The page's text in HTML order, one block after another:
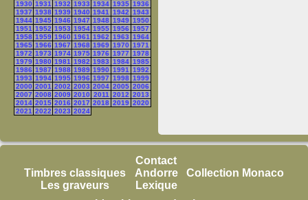
1930 1931 1932 1933 1934 1935 1936
1937 1938 1939 1940 1941 1942 1943
1944 1945 1946 1947 1948 1949 1950
1951 1952 1953 1954 1955 1956 1957
1958 1959 1960 1961 1962 1963 1964
1965 1966 1967 1968 1969 1970 1971
1972 1973 1974 1975 1976 1977 1978
1979 1980 1981 1982 1983 1984 1985
1986 1987 1988 1989 1990 1991 1992
1993 1994 1995 1996 1997 1998 1999
2000 2001 2002 2003 2004 2005 2006
2007 2008 2009 2010 2011 2012 2013
2014 2015 2016 2017 2018 2019 2020
2021 2022 2023 2024
Timbres classiques
Les graveurs
Contact
Andorre
Lexique
Collection Monaco